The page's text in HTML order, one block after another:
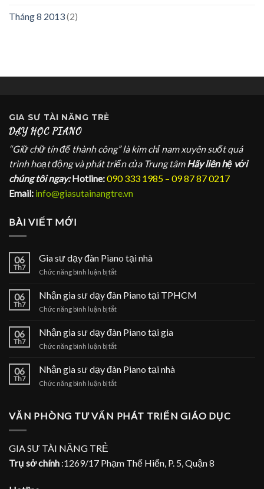
Tháng 8 2013(2)
GIA SƯ TÀI NĂNG TRẺ
DẠY HỌC PIANO
“Giữ chữ tín để thành công” là kim chỉ nam xuyên suốt quá
trình hoạt động và phát triển của Trung tâm Hãy liên hệ với
chúng tôi ngay: Hotline:090 333 1985 – 09 87 87 0217
Email: info@giasutainangtre.vn
BÀI VIẾT MỚI
06
Th7
Gia sư dạy đàn Piano tại nhà
Chức năng bình luận bị tắtở
đàn
tại
06
Th7
Nhận gia sư dạy đàn Piano tại TPHCM
Chức năng bình luận bị tắtở
gia
dạy
Piano
06
Th7
Nhận gia sư dạy đàn Piano tại gia
Chức năng bình luận bị tắtở
gia
dạy
tại
06
Th7
Nhận gia sư dạy đàn Piano tại nhà
Chức năng bình luận bị tắtở
sư
nhà
VĂN PHÒNG TƯ VẤN PHÁT TRIỂN GIÁO DỤC
GIA SƯ TÀI NĂNG TRẺ
Trụ sở chính :1269/17 Phạm Thế Hiển, P. 5, Quận 8